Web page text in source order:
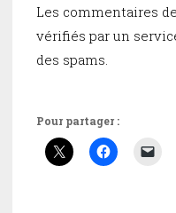
Les commentaires
vérifiés par un
des spams.
Pour partager :